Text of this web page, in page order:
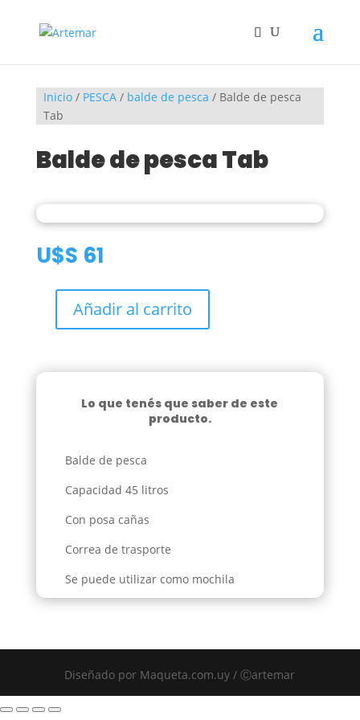
Inicio/ PESCA/ balde de pesca / Balde de pesca
Tab
Balde de pesca Tab
U$S 61
Tab
Añadir al carrito
Lo que tenés que saber de este
producto.
Balde de pesca
Capacidad 45 litros
Con posa cañas
Correa de trasporte
Se puede utilizar como mochila
Diseñado por Maqueta.com.uy / Ⓒartemar